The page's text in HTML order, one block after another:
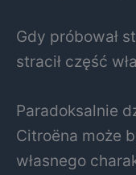
Gdy próbował
stracił część
Paradoksalnie
Citroëna może
własnego